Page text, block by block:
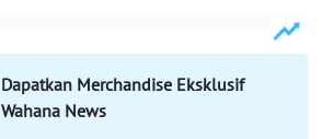
Dapatkan Merchandise Eksklusif
Wahana News